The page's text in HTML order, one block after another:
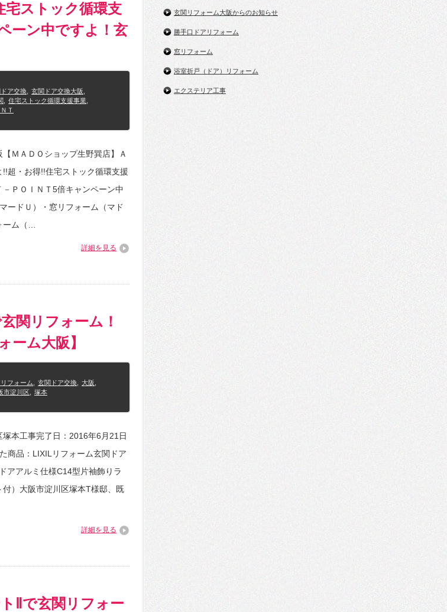
ストック循環支
ーン中ですよ！玄
ア交換 玄関ドア交換大阪
住宅ストック循環支援事業
Ｔ
ＭＡＤＯショップ生野巽店】Ａ
超・お得!!住宅ストック循環支援
ＰＯＩＮＴ5倍キャンペーン中
ードＵ）・窓リフォーム（マド
ーム（…
詳細を見る
関リフォーム！
ーム大阪】
フォーム 玄関ドア交換 大阪
市淀川区
塚本
本工事完了日：2016年6月21日
商品：LIXILリフォーム玄関ドア
アアルミ仕様C14型片袖飾りラ
付）大阪市淀川区塚本T様邸、既
詳細を見る
Ⅱで玄関リフォー
玄関リフォーム大阪からのお知らせ
勝手口ドアリフォーム
窓リフォーム
浴室折戸（ドア）リフォーム
エクステリア工事